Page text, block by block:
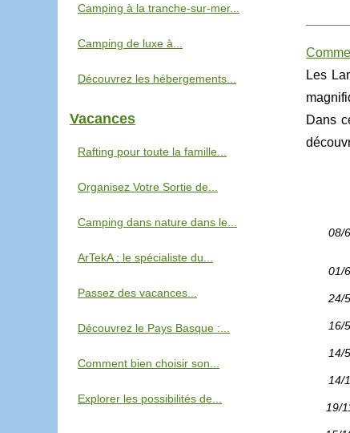
Les
Dans
08/
01/
24/
16/
14/
14/
19/
Camping à la tranche-sur-mer...
Camping de luxe à...
Découvrez les hébergements...
Vacances
Rafting pour toute la famille...
Organisez Votre Sortie de...
Camping dans nature dans le...
ArTekA : le spécialiste du...
Passez des vacances...
Découvrez le Pays Basque :...
Comment bien choisir son...
Explorer les possibilités de...